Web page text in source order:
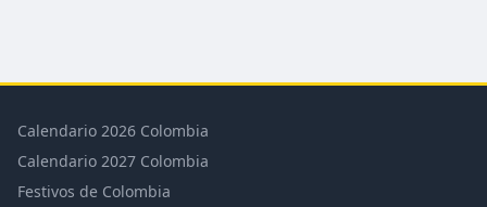
Calendario 2026 Colombia
Calendario 2027 Colombia
Festivos de Colombia